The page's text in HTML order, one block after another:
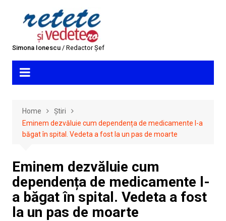
Simona Ionescu/ Redactor Șef
Home
Știri
Eminem dezvăluie cum dependența de medicamente l-a
băgat în spital. Vedeta a fost la un pas de moarte
Eminem dezvăluie cum
dependența de medicamente l-
a băgat în spital. Vedeta a fost
la un pas de moarte